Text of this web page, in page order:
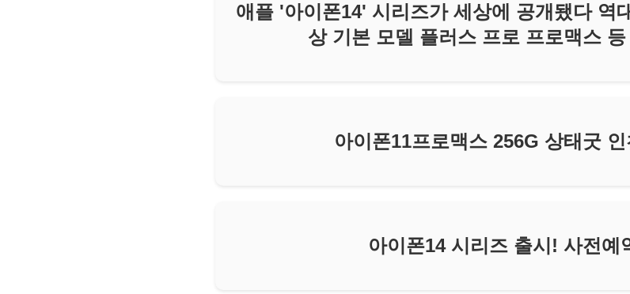
애플 '아이폰14' 시리즈가 세상에 공개됐다 역
상 기본 모델 플러스 프로 프로맥스
아이폰11프로맥스 256G 상태굿
아이폰14 시리즈 출시! 사전예